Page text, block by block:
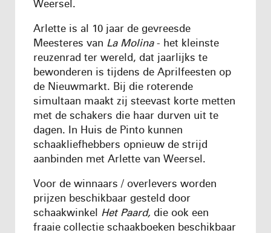
Weersel.
Arlette is al 10 jaar de gevreesde
Meesteres van La Molina- het kleinste
reuzenrad ter wereld, dat jaarlijks te
bewonderen is tijdens de Aprilfeesten op
de Nieuwmarkt. Bij die roterende
simultaan maakt zij steevast korte metten
met de schakers die haar durven uit te
dagen. In Huis de Pinto kunnen
schaakliefhebbers opnieuw de strijd
aanbinden met Arlette van Weersel.
Voor de winnaars / overlevers worden
prijzen beschikbaar gesteld door
schaakwinkel Het Paard, die ook een
fraaie collectie schaakboeken beschikbaar